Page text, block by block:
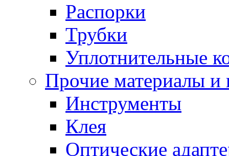
Распорки
Трубки
Уплотнительные
Прочие материалы и
Инструменты
Клея
Оптические